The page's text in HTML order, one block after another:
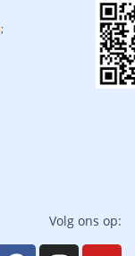
;
Volg ons op: